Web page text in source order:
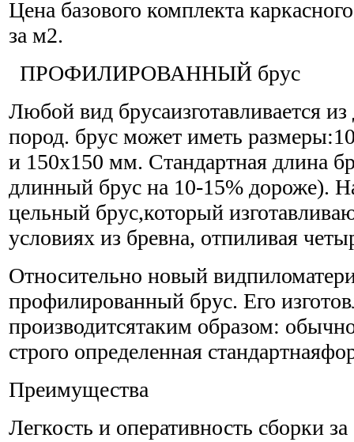
Цена базового комплекта
за м2.
ПРОФИЛИРОВАННЫЙ брус
Любой вид брусаизготавливается
пород. брус может иметь
и 150х150 мм. Стандартная длина
длинный брус на 10-15% дороже).
цельный брус,который
условиях из бревна, отпиливая
Относительно новый
профилированный брус. Его
производитсятаким образом:
строго определенная
Преимущества
Легкость и оперативность сборки за